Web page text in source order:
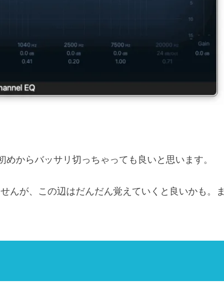
からバッサリ切っちゃっても良いと思います。
んが、この辺はだんだん覚えていくと良いかも。ま